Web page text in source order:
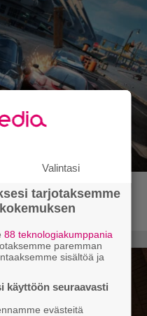
Valintasi
tarjotaksemme
88 teknologiakumppania
paremman
sisältöä ja
käyttöön seuraavasti
evästeitä